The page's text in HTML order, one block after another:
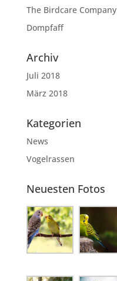
The Birdcare Company
Dompfaff
Archiv
Juli 2018
März 2018
Kategorien
News
Vogelrassen
Neuesten Fotos